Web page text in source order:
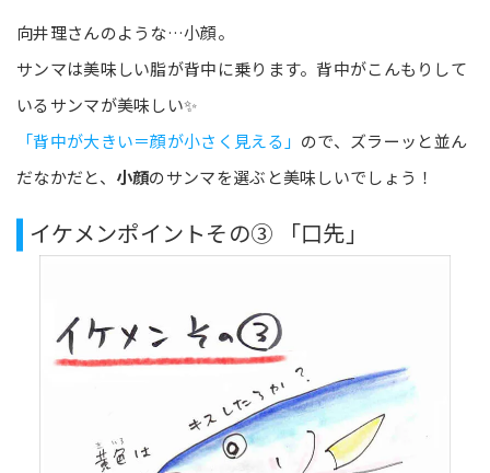
向井理さんのような…小顔。
サンマは美味しい脂が背中に乗ります。背中がこんもりして
いるサンマが美味しい✨
「背中が大きい＝顔が小さく見える」 ので、ズラーッと並ん
だなかだと、 小顔のサンマを選ぶと美味しいでしょう！
イケメンポイントその③ 「口先」